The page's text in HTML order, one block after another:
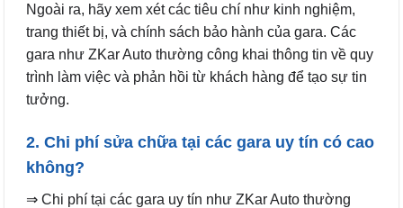
Ngoài ra, hãy xem xét các tiêu chí như kinh nghiệm,
trang thiết bị, và chính sách bảo hành của gara. Các
gara như ZKar Auto thường công khai thông tin về quy
trình làm việc và phản hồi từ khách hàng để tạo sự tin
tưởng.
2. Chi phí sửa chữa tại các gara uy tín có cao
không?
⇒ Chi phí tại các gara uy tín như ZKar Auto thường